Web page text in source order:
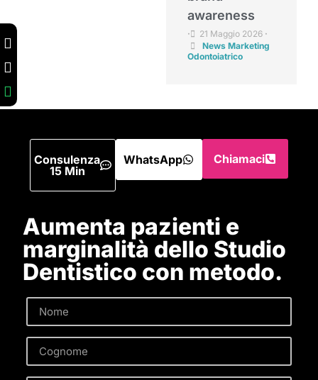
awareness
• 21 Maggio 2026 •
News Marketing
Odontoiatrico
Consulenza
15 Min
WhatsApp Chiamaci
Aumenta pazienti e
marginalità dello Studio
Dentistico con metodo.